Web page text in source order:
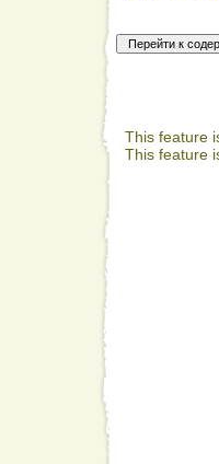
This feature
This feature